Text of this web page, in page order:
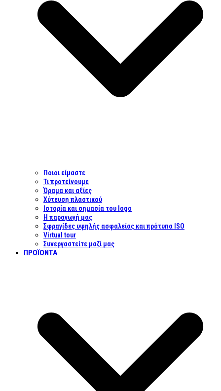
Ποιοι είμαστε
Τι προτείνουμε
Όραμα και αξίες
Χύτευση πλαστικού
Ιστορία και σημασία του logo
Η παραγωγή μας
Σφραγίδες υψηλής ασφαλείας και πρότυπα ISO
Virtual tour
Συνεργαστείτε μαζί μας
ΠΡΟΪΌΝΤΑ